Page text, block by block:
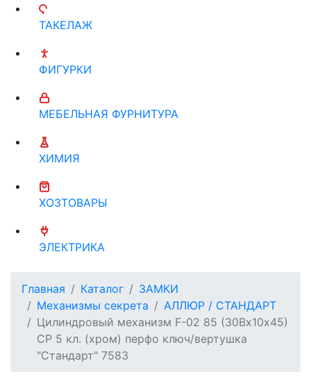
ТАКЕЛАЖ
ФИГУРКИ
МЕБЕЛЬНАЯ ФУРНИТУРА
ХИМИЯ
ХОЗТОВАРЫ
ЭЛЕКТРИКА
Главная Каталог
ЗАМКИ
Механизмы секрета
АЛЛЮР / СТАНДАРТ
Цилиндровый механизм F-02 85 (30Вх10х45)
CР 5 кл. (хром) перфо ключ/вертушка
"Стандарт" 7583